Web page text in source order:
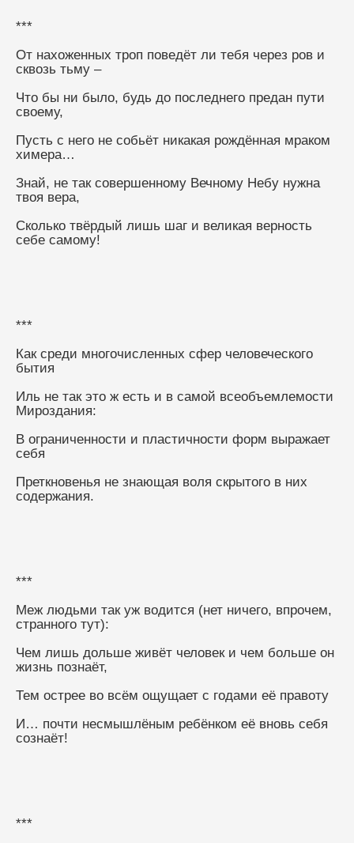
***
От нахоженных троп поведёт ли тебя через ров и
сквозь тьму –
Что бы ни было, будь до последнего предан пути
своему,
Пусть с него не собьёт никакая рождённая мраком
химера…
Знай, не так совершенному Вечному Небу нужна
твоя вера,
Сколько твёрдый лишь шаг и великая верность
себе самому!
***
Как среди многочисленных сфер человеческого
бытия
Иль не так это ж есть и в самой всеобъемлемости
Мироздания:
В ограниченности и пластичности форм выражает
себя
Преткновенья не знающая воля скрытого в них
содержания.
***
Меж людьми так уж водится (нет ничего, впрочем,
странного тут):
Чем лишь дольше живёт человек и чем больше он
жизнь познаёт,
Тем острее во всём ощущает с годами её правоту
И… почти несмышлёным ребёнком её вновь себя
сознаёт!
***